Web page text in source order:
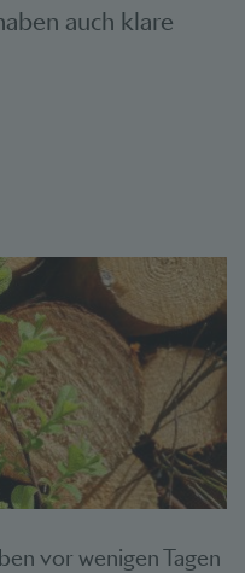
auch klare
vor wenigen Tagen